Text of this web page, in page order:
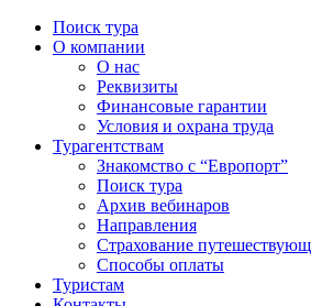
Поиск тура
О компании
О нас
Реквизиты
Финансовые гарантии
Условия и охрана труда
Турагентствам
Знакомство с “Европорт”
Поиск тура
Архив вебинаров
Направления
Страхование
Способы оплаты
Туристам